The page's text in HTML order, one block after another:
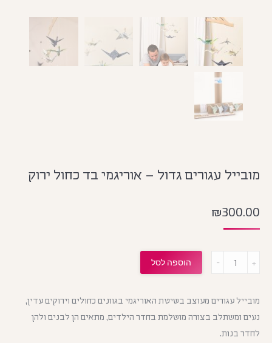
מובייל עגורים גדול – אוריגמי בד כחול ירוק
₪300.00
מובייל עגורים מעוצב בשיטת האוריגמי בגוונים כחולים וירוקים עדין,
נעים ומשתלב בצורה מושלמת בחדר הילדים, מתאים הן לבנים ולהן
לחדר בנות.
הוספה לסל